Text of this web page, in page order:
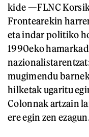
kide —FLNC
Frontearekin
eta indar politiko
1990eko
mugimendu
hilketak ugaritu
Colonnak artzain
ere egin zen